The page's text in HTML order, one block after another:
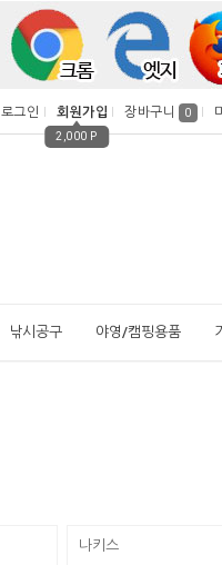
로그인 회원가입
2,000 P
장바구니 0
낚시공구 야영/캠핑용품
나키스